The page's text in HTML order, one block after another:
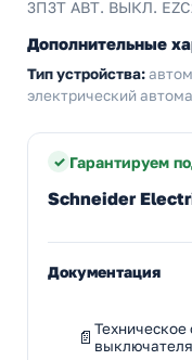
3П3Т АВТ. ВЫКЛ.
Дополнительные
Тип устройства:
электрический
Гарантируем
Schneider
Документация
Техническое